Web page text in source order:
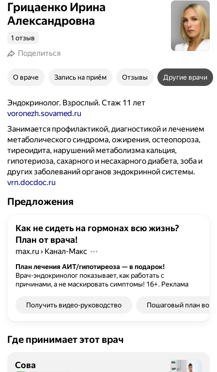
Грицаенко Ирина
Александровна
1 отзыв
Поделиться
О враче Запись на приём Отзывы Другие врачи
Эндокринолог. Взрослый. Стаж 11 лет
voronezh.sovamed.ru
Занимается профилактикой, диагностикой и лечением
метаболического синдрома, ожирения, остеопороза,
тиреоидита, нарушений метаболизма кальция,
гипотериоза, сахарного и несахарного диабета, зоба и
других заболеваний органов эндокринной системы.
vrn.docdoc.ru
Предложения
Как не сидеть на гормонах всю жизнь?
План от врача!
max.ru › Канал-Макс
План лечения АИТ/гипотиреоза — в подарок!
Врач-эндокринолог показывает, как работать с
причинами, а не маскировать симптомы! 16+. Реклама
Получить видео-руководство Пошаговый план
Где принимает этот врач
Сова